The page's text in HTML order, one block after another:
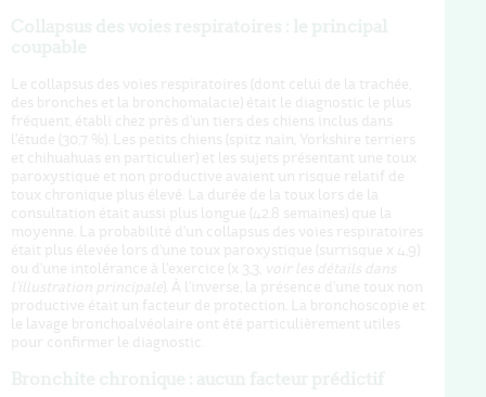
Le collapsus des voies respiratoires (dont celui de la trachée,
des bronches et la bronchomalacie) était le diagnostic le plus
fréquent, établi chez près d'un tiers des chiens inclus dans
l'étude (30,7 %). Les petits chiens (spitz nain, Yorkshire terriers
et chihuahuas en particulier) et les sujets présentant une toux
paroxystique et non productive avaient un risque relatif de
toux chronique plus élevé. La durée de la toux lors de la
consultation était aussi plus longue (42,8 semaines) que la
moyenne. La probabilité d'un collapsus des voies respiratoires
était plus élevée lors d'une toux paroxystique (surrisque x 4,9)
ou d'une intolérance à l'exercice (x 3,3, voir les détails dans
l'illustration principale ). À l'inverse, la présence d'une toux non
productive était un facteur de protection. La bronchoscopie et
le lavage bronchoalvéolaire ont été particulièrement utiles
pour confirmer le diagnostic.